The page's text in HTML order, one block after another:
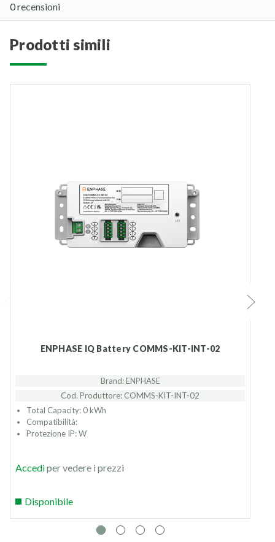
0 recensioni
prodotti simili
ENPHASE IQ Battery COMMS-KIT-INT-02
Brand: ENPHASE
Cod. Produttore: COMMS-KIT-INT-02
Total Capacity: 0 kWh
Compatibilità:
Protezione IP: W
Accediper vedere i prezzi
Disponibile